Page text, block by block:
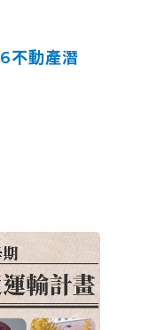
不動產潛